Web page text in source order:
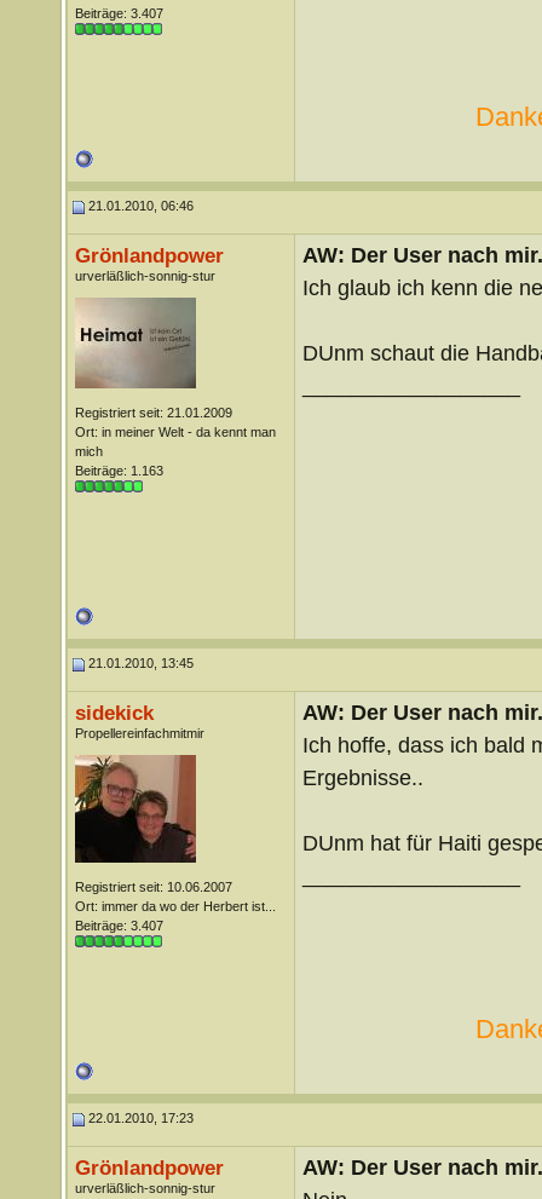
Beiträge: 3.407
21.01.2010, 06:46
Grönlandpower
urverläßlich-sonnig-stur
Registriert seit: 21.01.2009
Ort: in meiner Welt - da kennt man
mich
Beiträge: 1.163
AW: Der User nach
Ich glaub ich kenn die
DUnm schaut die
21.01.2010, 13:45
sidekick
Propellereinfachmitmir
Registriert seit: 10.06.2007
Ort: immer da wo der Herbert ist...
Beiträge: 3.407
AW: Der User nach
Ich hoffe, dass ich bald
Ergebnisse..
DUnm hat für Haiti
22.01.2010, 17:23
Grönlandpower
urverläßlich-sonnig-stur
AW: Der User nach